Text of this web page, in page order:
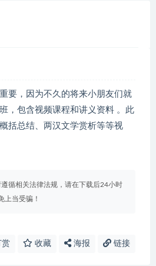
要，因为不久的将来小朋友们就
，包含视频课程和讲义资料 。此
括总结、两汉文学赏析等等视
循相关法律法规，请在下载后24小时
上当受骗！
收藏 海报 链接